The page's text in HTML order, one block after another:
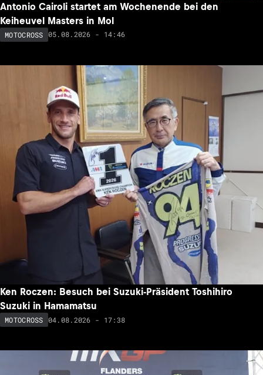
Antonio Cairoli startet am Wochenende bei den
Keiheuvel Masters in Mol
MOTOCROSS 05.08.2026 - 14:46
Ken Roczen: Besuch bei Suzuki-Präsident Toshihiro
Suzuki in Hamamatsu
MOTOCROSS 04.08.2026 - 17:38